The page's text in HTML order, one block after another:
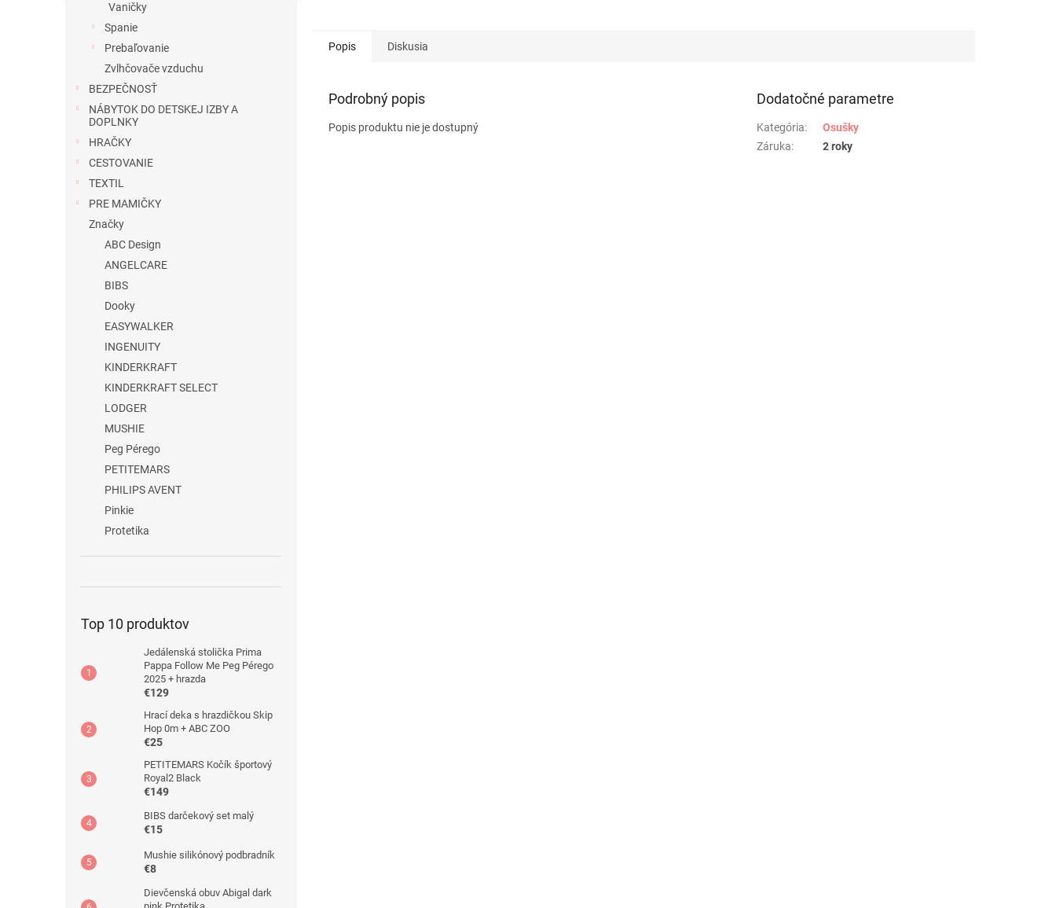
Vaničky
Spanie
Prebaľovanie
Zvlhčovače vzduchu
BEZPEČNOSŤ
NÁBYTOK DO DETSKEJ IZBY A
DOPLNKY
HRAČKY
CESTOVANIE
TEXTIL
PRE MAMIČKY
Značky
ABC Design
ANGELCARE
BIBS
Dooky
EASYWALKER
INGENUITY
KINDERKRAFT
KINDERKRAFT SELECT
LODGER
MUSHIE
Peg Pérego
PETITEMARS
PHILIPS AVENT
Pinkie
Protetika
Top 10 produktov
Jedálenská stolička Prima
Pappa Follow Me Peg Pérego
2025 + hrazda
€129
Hrací deka s hrazdičkou Skip
Hop 0m + ABC ZOO
€25
PETITEMARS Kočík športový
Royal2 Black
€149
BIBS darčekový set malý
€15
Mushie silikónový podbradník
€8
Dievčenská obuv Abigal dark
Popis Diskusia
Podrobný popis
Popis produktu nie je dostupný
Dodatočné parametre
Kategória:
Osušky
Záruka: 2 roky